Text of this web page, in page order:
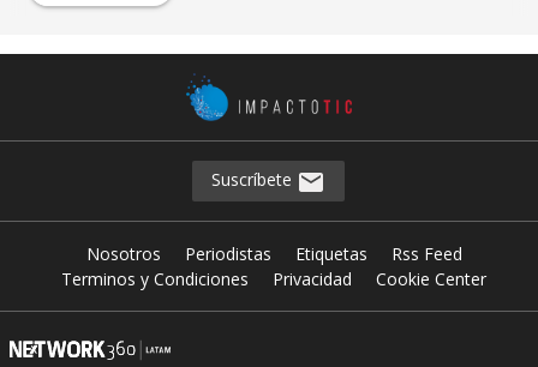
Suscríbete
Nosotros Periodistas Etiquetas
Rss Feed
Terminos y Condiciones
Privacidad Cookie Center